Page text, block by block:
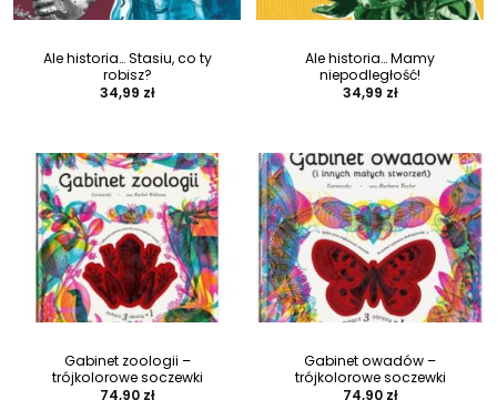
Ale historia… Stasiu, co ty
robisz?
34,99 zł
Ale historia… Mamy
niepodległość!
34,99 zł
Gabinet zoologii –
trójkolorowe soczewki
74,90 zł
Gabinet owadów –
trójkolorowe soczewki
74,90 zł